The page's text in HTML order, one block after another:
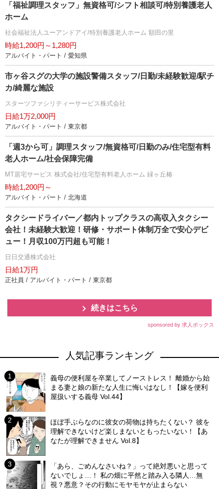
「福祉調理スタッフ」無資格可/シフト相談可/特別養護老人
ホーム
社会福祉法人ユーアンドアイ/特別養護老人ホーム 額田の里
時給1,200円～1,280円
アルバイト・パート / 愛知県
市ヶ谷スグの大学の施設警備スタッフ/日勤/未経験歓迎/駅チ
カ/綺麗な施設
スターツファシリティーサービス株式会社
日給1万2,000円
アルバイト・パート / 東京都
「週3から可」調理スタッフ/無資格可/日勤のみ/住宅型有料
老人ホーム/社会保障完備
MT居宅サービス 株式会社/住宅型有料老人ホーム 緑ヶ丘椿
時給1,200円～
アルバイト・パート / 北海道
タクシードライバー／都内トップクラスの高収入タクシー
会社！未経験大歓迎！研修・サポート体制万全で安心デビ
ュー！月収100万円超も可能！
日日交通株式会社
日給1万円
正社員 / アルバイト・パート / 東京都
続きはこちら
sponsored by 求人ボックス
人気記事ランキング
義母の便利屋を卒業してノーストレス！ 離婚から始
まる妻と娘の新たな人生に悔いはなし！【嫁を便利
屋扱いする義母 Vol.44】
ほぼ手ぶらなのに彼女の荷物は持ちたくない？ 彼を
理解できないけど楽しまないともったいない！【あ
なたが理解できません Vol.8】
「あら、ごめんなさいね？」って絶対悪いと思って
ないでしょ…！ 私の畑に平然と踏み入る隣人…無
視？悪意？その行動にモヤモヤが止まらない